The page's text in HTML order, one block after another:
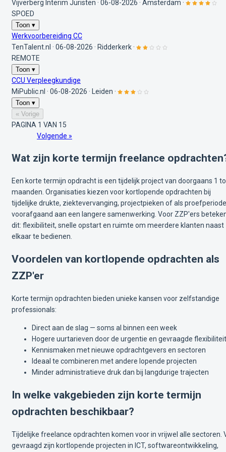
Vijverberg Interim Juristen · 06-08-2026 · Amsterdam ·
SPOED
Toon ▾
Werkvoorbereiding CC
TenTalent.nl · 06-08-2026 · Ridderkerk ·
REMOTE
Toon ▾
CCU Verpleegkundige
MiPublic.nl · 06-08-2026 · Leiden ·
Toon ▾
« Vorige
PAGINA 1 VAN 15
Volgende »
Wat zijn korte termijn freelance
Een korte termijn opdracht is een tijdelijk project van doorgaans 1
maanden. Organisaties kiezen voor kortlopende opdrachten bij
tijdelijke drukte, ziektevervanging, projectpieken of als proefperiode
voorafgaand aan een langere samenwerking. Voor ZZP'ers
dit: flexibiliteit, snelle opstart en ruimte om meerdere klanten naast
elkaar te bedienen.
Voordelen van kortlopende opdrachten als
ZZP'er
Korte termijn opdrachten bieden unieke kansen voor zelfstandige
professionals:
Direct aan de slag — soms al binnen een week
Hogere uurtarieven door de urgentie en gevraagde flexibiliteit
Kennismaken met nieuwe opdrachtgevers en sectoren
Ideaal te combineren met andere lopende projecten
Minder administratieve druk dan bij langdurige trajecten
In welke vakgebieden zijn korte termijn
opdrachten beschikbaar?
Tijdelijke freelance opdrachten komen voor in vrijwel alle sectoren.
gevraagd zijn kortlopende projecten in ICT, softwareontwikkeling,